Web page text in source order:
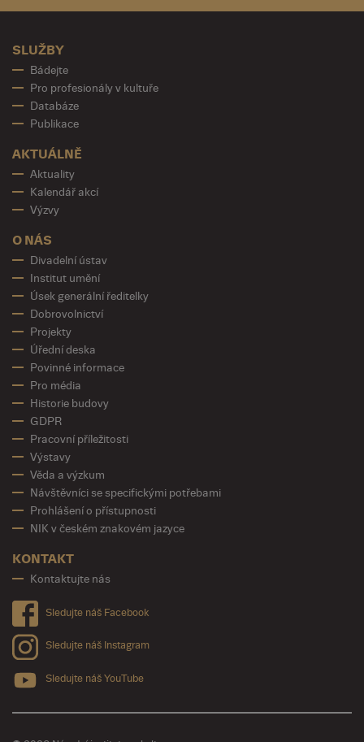
SLUŽBY
Bádejte
Pro profesionály v kultuře
Databáze
Publikace
AKTUÁLNĚ
Aktuality
Kalendář akcí
Výzvy
O NÁS
Divadelní ústav
Institut umění
Úsek generální ředitelky
Dobrovolnictví
Projekty
Úřední deska
Povinné informace
Pro média
Historie budovy
GDPR
Pracovní příležitosti
Výstavy
Věda a výzkum
Návštěvníci se specifickými potřebami
Prohlášení o přístupnosti
NIK v českém znakovém jazyce
KONTAKT
Kontaktujte nás
Sledujte náš Facebook
Sledujte náš Instagram
Sledujte náš YouTube